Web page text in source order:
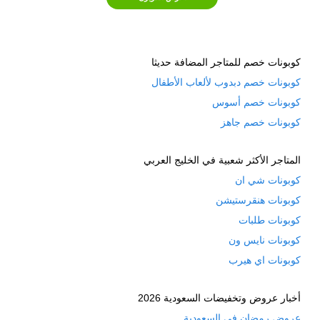
قسيمة الشراء.
تناسبك، ثم اضفها الى عربة التسوق، ثم اذهب
اعلى يسار الصفحة الرئيسية.
طريقة الدفع حتى تصل الى المرحلة ما قبل
قم بوضعكوبون خصم جوميا
كوبونات خصم للمتاجر المضافة حديثا
كوبونات خصم دبدوب لألعاب الأطفال
كوبونات خصم أسوس
كوبونات خصم جاهز
المتاجر الأكثر شعبية في الخليج العربي
كوبونات شي ان
كوبونات هنقرستيشن
كوبونات طلبات
كوبونات نايس ون
كوبونات اي هيرب
أخبار عروض وتخفيضات السعودية 2026